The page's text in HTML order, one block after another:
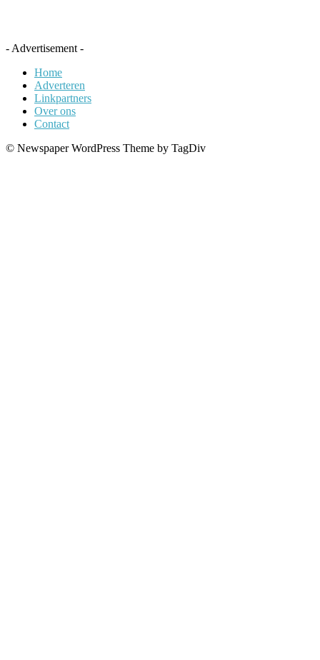
- Advertisement -
Home
Adverteren
Linkpartners
Over ons
Contact
© Newspaper WordPress Theme by TagDiv